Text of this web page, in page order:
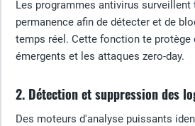
Les programmes antivirus surveillent
permanence afin de détecter et de
temps réel. Cette fonction te protège
émergents et les attaques zero-day.
2. Détection et suppression des
Des moteurs d'analyse puissants